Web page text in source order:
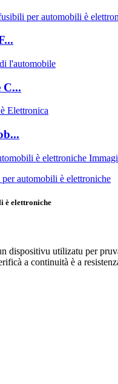
C...
è elettroniche
dispositivu utilizatu per
a continuità è a